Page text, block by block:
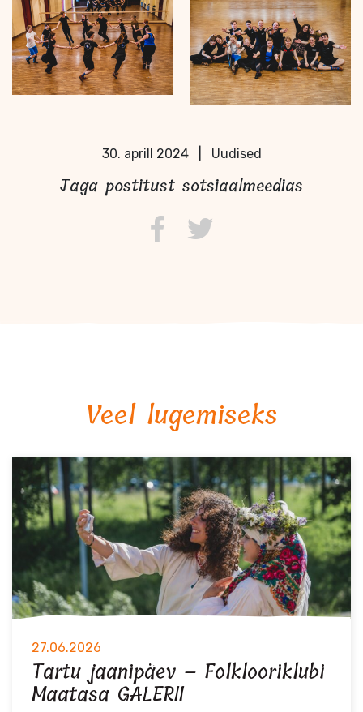
30. aprill 2024 Uudised
Jaga postitust sotsiaalmeedias
Veel lugemiseks
27.06.2026
Tartu jaanipäev – Folklooriklubi
Maatasa GALERII